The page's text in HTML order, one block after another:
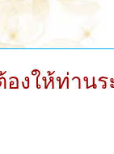
องให้ท่าน